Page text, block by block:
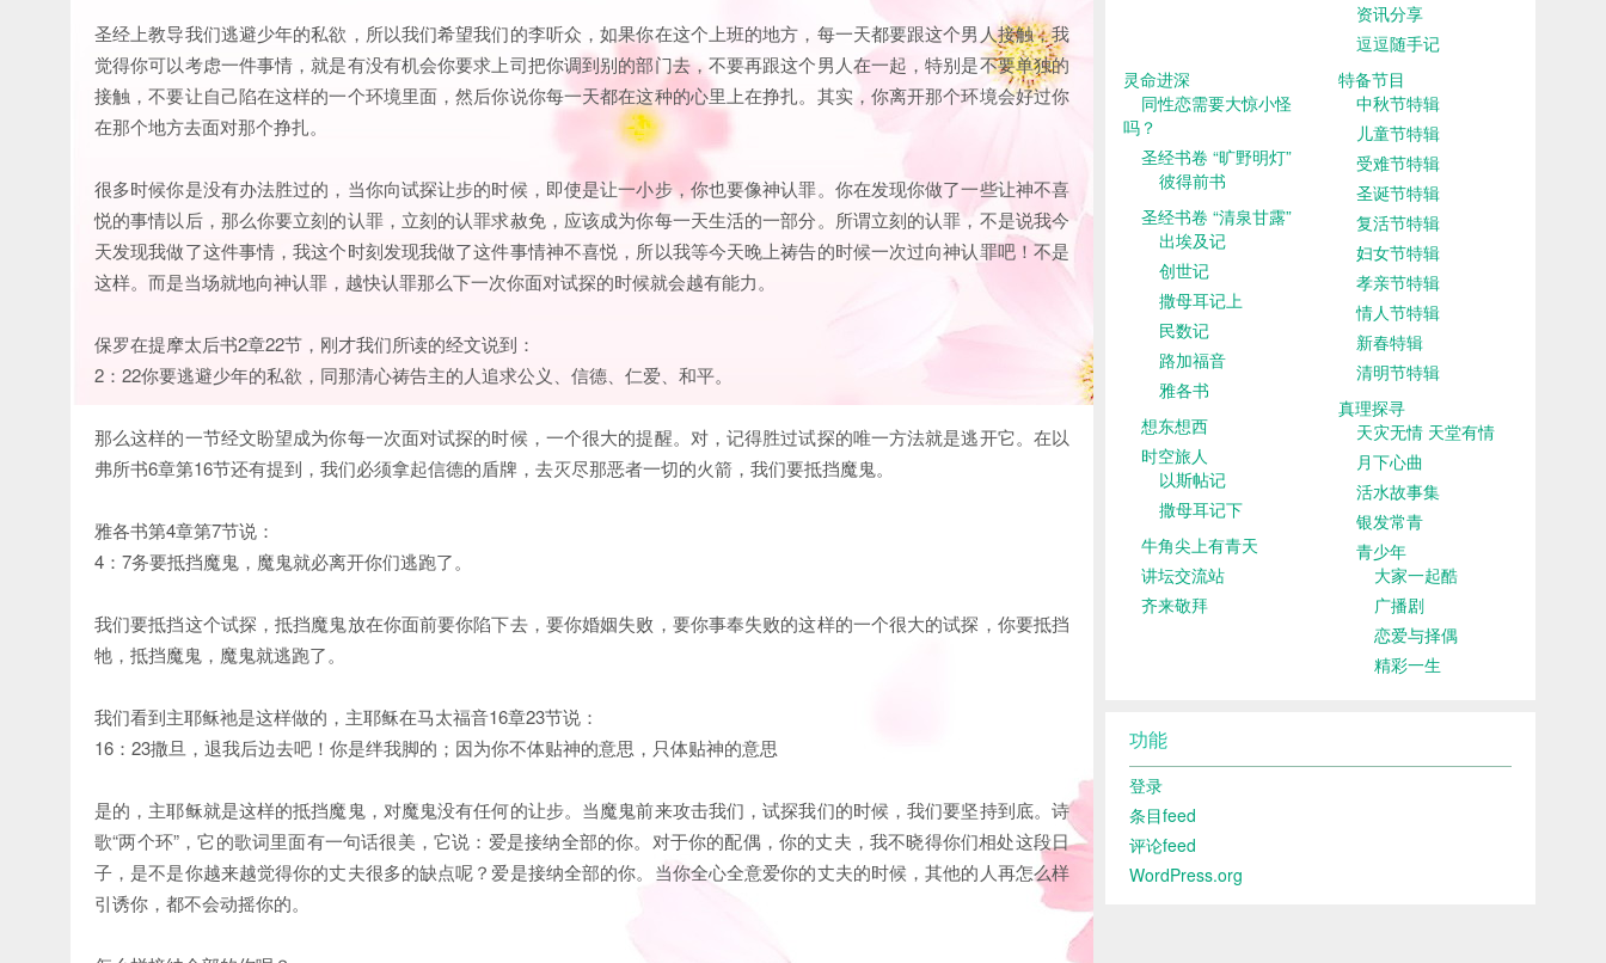
圣经上教导我们逃避少年的私欲，所以我们希望我们的李听众，如果你在这个上班的地方，每一天都要跟这个男人接触，我
觉得你可以考虑一件事情，就是有没有机会你要求上司把你调到别的部门去，不要再跟这个男人在一起，特别是不要单独的
接触，不要让自己陷在这样的一个环境里面，然后你说你每一天都在这种的心里上在挣扎。其实，你离开那个环境会好过你
在那个地方去面对那个挣扎。
很多时候你是没有办法胜过的，当你向试探让步的时候，即使是让一小步，你也要像神认罪。你在发现你做了一些让神不喜
悦的事情以后，那么你要立刻的认罪，立刻的认罪求赦免，应该成为你每一天生活的一部分。所谓立刻的认罪，不是说我今
天发现我做了这件事情，我这个时刻发现我做了这件事情神不喜悦，所以我等今天晚上祷告的时候一次过向神认罪吧！不是
这样。而是当场就地向神认罪，越快认罪那么下一次你面对试探的时候就会越有能力。
保罗在提摩太后书2章22节，刚才我们所读的经文说到：
2：22你要逃避少年的私欲，同那清心祷告主的人追求公义、信德、仁爱、和平。
那么这样的一节经文盼望成为你每一次面对试探的时候，一个很大的提醒。对，记得胜过试探的唯一方法就是逃开它。在以
弗所书6章第16节还有提到，我们必须拿起信德的盾牌，去灭尽那恶者一切的火箭，我们要抵挡魔鬼。
雅各书第4章第7节说：
4：7务要抵挡魔鬼，魔鬼就必离开你们逃跑了。
我们要抵挡这个试探，抵挡魔鬼放在你面前要你陷下去，要你婚姻失败，要你事奉失败的这样的一个很大的试探，你要抵挡
牠，抵挡魔鬼，魔鬼就逃跑了。
我们看到主耶稣祂是这样做的，主耶稣在马太福音16章23节说：
16：23撒旦，退我后边去吧！你是绊我脚的；因为你不体贴神的意思，只体贴神的意思
是的，主耶稣就是这样的抵挡魔鬼，对魔鬼没有任何的让步。当魔鬼前来攻击我们，试探我们的时候，我们要坚持到底。诗
歌“两个环”，它的歌词里面有一句话很美，它说：爱是接纳全部的你。对于你的配偶，你的丈夫，我不晓得你们相处这段日
子，是不是你越来越觉得你的丈夫很多的缺点呢？爱是接纳全部的你。当你全心全意爱你的丈夫的时候，其他的人再怎么样
引诱你，都不会动摇你的。
资讯分享
逗逗随手记
灵命进深
同性恋需要大惊小怪
吗？
圣经书卷 “旷野明灯”
彼得前书
圣经书卷 “清泉甘露”
出埃及记
创世记
撒母耳记上
民数记
路加福音
雅各书
想东想西
时空旅人
以斯帖记
撒母耳记下
牛角尖上有青天
讲坛交流站
齐来敬拜
特备节目
中秋节特辑
儿童节特辑
受难节特辑
圣诞节特辑
复活节特辑
妇女节特辑
孝亲节特辑
情人节特辑
新春特辑
清明节特辑
真理探寻
天灾无情 天堂有情
月下心曲
活水故事集
银发常青
青少年
大家一起酷
广播剧
恋爱与择偶
精彩一生
功能
登录
条目feed
评论feed
WordPress.org